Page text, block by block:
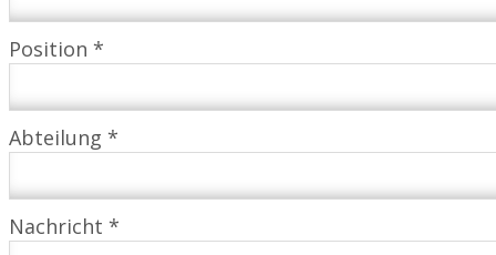
Position *
Abteilung *
Nachricht *